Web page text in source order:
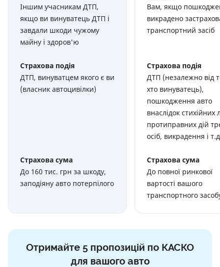
Іншим учасникам ДТП,
якщо ви винуватець ДТП і
завдали шкоди чужому
майну і здоров'ю
Вам, якщо
викрадено
транспортний засіб
Страхова подія
ДТП, винуватцем якого є ви
(власник автоцивілки)
Страхова подія
ДТП (незалежно від
хто винуватець),
пошкодження авто
внаслідок стихійних
протиправних дій
осіб, викрадення і т.д
Страхова сума
До 160 тис. грн за шкоду,
заподіяну авто потерпілого
Страхова сума
До повної ринкової
вартості вашого
транспортного
Отримайте 5 пропозицій по КАСКО
для вашого авто